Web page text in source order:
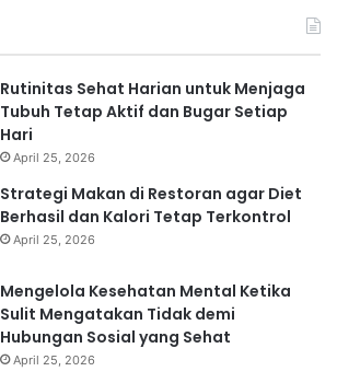
Rutinitas Sehat Harian untuk Menjaga
Tubuh Tetap Aktif dan Bugar Setiap
Hari
April 25, 2026
Strategi Makan di Restoran agar Diet
Berhasil dan Kalori Tetap Terkontrol
April 25, 2026
Mengelola Kesehatan Mental Ketika
Sulit Mengatakan Tidak demi
Hubungan Sosial yang Sehat
April 25, 2026